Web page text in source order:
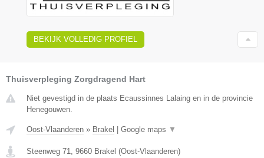
BEKIJK VOLLEDIG PROFIEL
Thuisverpleging Zorgdragend Hart
Niet gevestigd in de plaats Ecaussinnes Lalaing en in de provincie
Henegouwen.
Oost-Vlaanderen » Brakel | Google maps ▼
Steenweg 71 9660 Brakel (Oost-Vlaanderen)